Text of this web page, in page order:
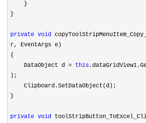
}
}
private void
r, EventArgs e)
{
DataObject d = this
);
Clipboard.SetDataObject(d);
}
private void